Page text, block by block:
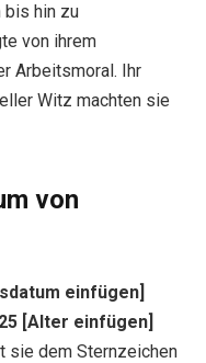
bis hin zu
von ihrem
Arbeitsmoral. Ihr
Witz machten sie
von
einfügen]
[Alter einfügen]
sie dem Sternzeichen